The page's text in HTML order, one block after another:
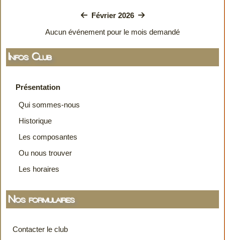
Infos Club
Présentation
Qui sommes-nous
Historique
Les composantes
Ou nous trouver
Les horaires
Nos formulaires
Contacter le club
Février 2026
Aucun événement pour le mois demandé